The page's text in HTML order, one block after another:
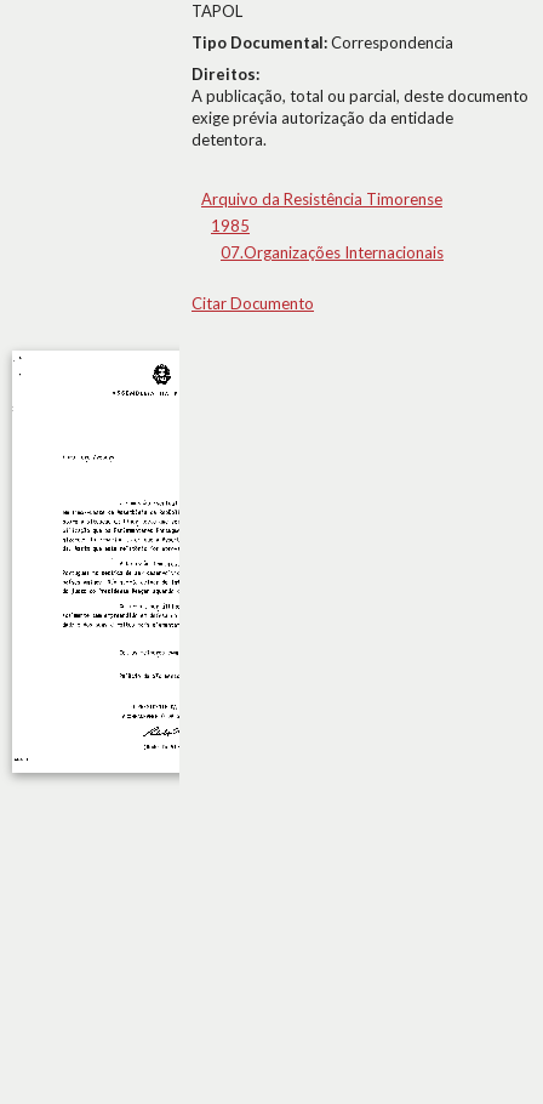
TAPOL
Tipo Documental:Correspondencia
Direitos:
A publicação, total ou parcial, deste documento
exige prévia autorização da entidade
detentora.
Arquivo da Resistência Timorense
1985
07.Organizações Internacionais
Citar Documento